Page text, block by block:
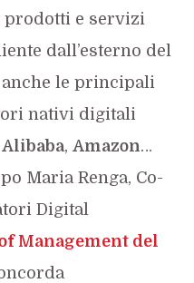
e servizi
dall’esterno del
le principali
nativi digitali
Alibaba, Amazon…
Maria Renga, Co-
Digital
Management del